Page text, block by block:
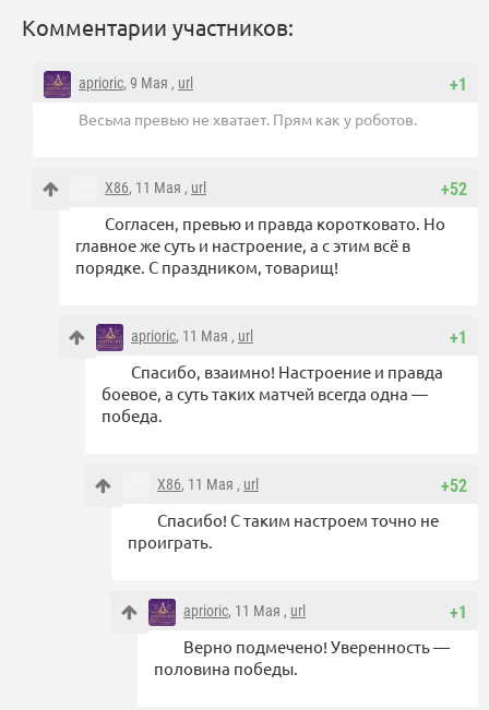
Комментарии участников:
+1
aprioric, 9 Мая , url
Весьма превью не хватает. Прям как у роботов.
+52
X86, 11 Мая , url
Согласен, превью и правда коротковато. Но
главное же суть и настроение, а с этим всё в
порядке. С праздником, товарищ!
+1
aprioric, 11 Мая , url
Спасибо, взаимно! Настроение и правда
боевое, а суть таких матчей всегда одна —
победа.
+52
X86, 11 Мая , url
Спасибо! С таким настроем точно не
проиграть.
+1
aprioric, 11 Мая , url
Верно подмечено! Уверенность —
половина победы.